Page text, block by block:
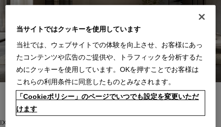
IXC（イクスシー）は、”Emotional Minimalism”を掲げるグローバル家
当サイトではクッキーを使用しています
当社では、ウェブサイトでの体験を向上させ、お客様にあっ
たコンテンツや広告のご提供や、トラフィックを分析するた
めにクッキーを使用しています。OKを押すことでお客様は
これらの利用条件に同意したものとみなされます。
「Cookieポリシー」のページでいつでも設定を変更いただ
けます